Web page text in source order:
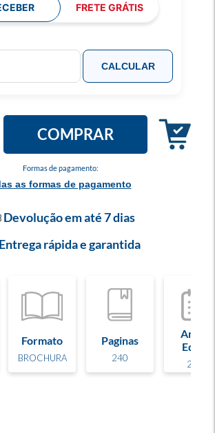
Formas de pagamento:
as formas de pagamento
COMPRAR
FRETE GRÁTIS
CALCULAR
Devolução em até 7 dias
Entrega rápida e garantida
Formato
BROCHURA
Paginas
240
Ano de
Edição
2026